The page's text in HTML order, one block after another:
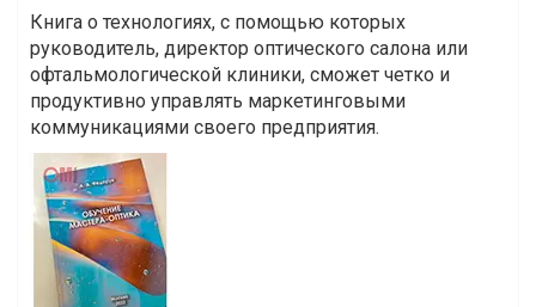
Книга о технологиях, с помощью которых
руководитель, директор оптического салона или
офтальмологической клиники, сможет четко и
продуктивно управлять маркетинговыми
коммуникациями своего предприятия.